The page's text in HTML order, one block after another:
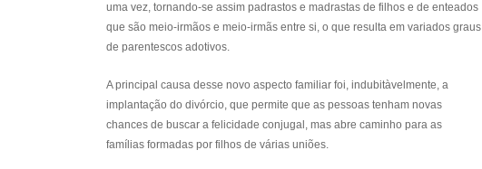
uma vez, tornando-se assim padrastos e madrastas de filhos e de enteados
que são meio-irmãos e meio-irmãs entre si, o que resulta em variados graus
de parentescos adotivos.
A principal causa desse novo aspecto familiar foi, indubitàvelmente, a
implantação do divórcio, que permite que as pessoas tenham novas
chances de buscar a felicidade conjugal, mas abre caminho para as
famílias formadas por filhos de várias uniões.